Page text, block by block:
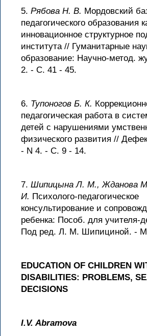
5. Рябова Н. В. Мордовский
педагогического образования
инновационное структурное
института // Гуманитарные
образование: Научно-метод.
2. - С. 41 - 45.
6. Тупоногов Б. К.
педагогическая работа в
детей с нарушениями
физического развития //
- N 4. - С. 9 - 14.
7. Шипицына Л. М., Жданова
И. Психолого-педагогическое
консультирование и
ребенка: Пособ. для учителя-
Под ред. Л. М. Шипициной. -
EDUCATION OF CHILDREN
DISABILITIES: PROBLEMS,
DECISIONS
I.V. Abramova